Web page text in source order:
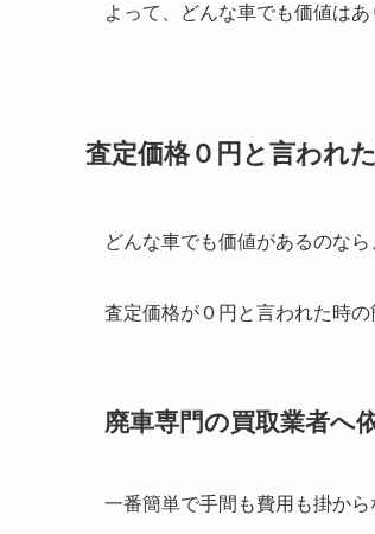
よって、どんな車でも価値はあ
査定価格０円と言われ
どんな車でも価値があるのな
査定価格が０円と言われた時の
廃車専門の買取業者へ
一番簡単で手間も費用も掛から